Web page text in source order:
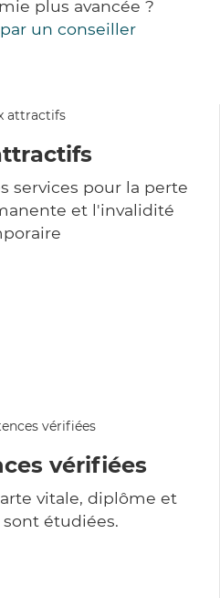
plus avancée ?
un conseiller
services pour la perte
et l'invalidité
vérifiées
vitale, diplôme et
étudiées.